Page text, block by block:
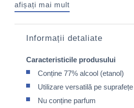
afișați mai mult
Informații detaliate
Caracteristicile produsului
Conține 77% alcool (etanol)
Utilizare versatilă pe
Nu conține parfum